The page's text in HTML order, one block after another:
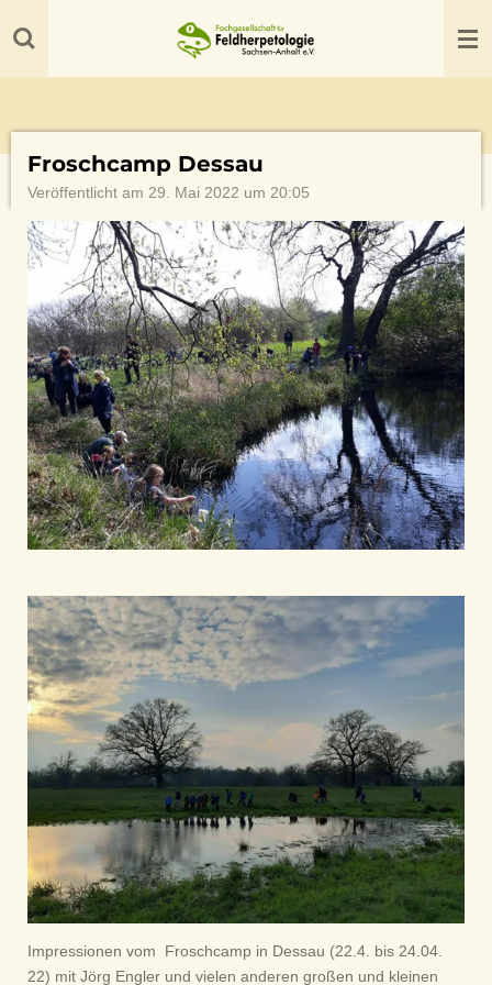
Hauptinhalt
Froschcamp Dessau
Veröffentlicht am 29. Mai 2022 um 20:05
Impressionen vom Froschcamp in Dessau (22.4. bis 24.04.
22) mit Jörg Engler und vielen anderen großen und kleinen